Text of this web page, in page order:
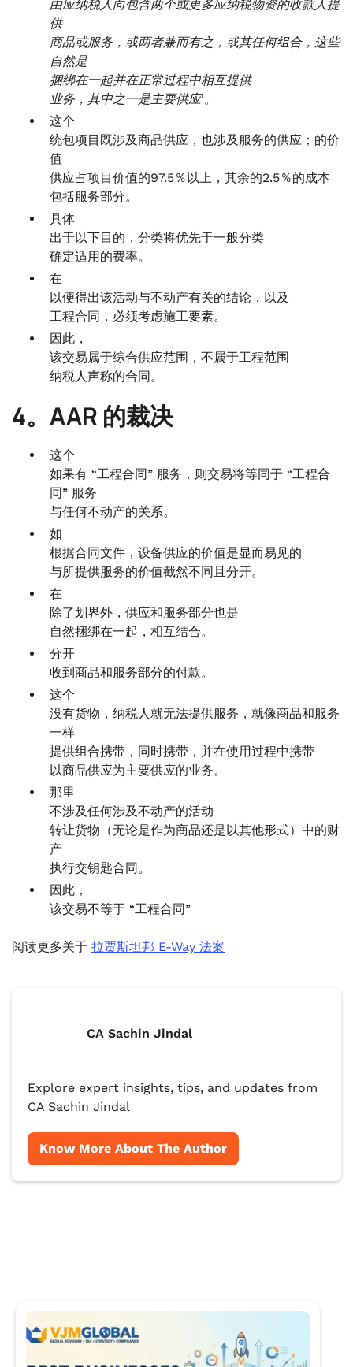
由应纳税人向包含两个或更多应纳税物资的收款人提
供
商品或服务，或两者兼而有之，或其任何组合，这些
自然是
捆绑在一起并在正常过程中相互提供
业务，其中之一是主要供应'。
这个
统包项目既涉及商品供应，也涉及服务的供应；的价
值
供应占项目价值的97.5％以上，其余的2.5％的成本
包括服务部分。
具体
出于以下目的，分类将优先于一般分类
确定适用的费率。
在
以便得出该活动与不动产有关的结论，以及
工程合同，必须考虑施工要素。
因此，
该交易属于综合供应范围，不属于工程范围
纳税人声称的合同。
4。AAR 的裁决
这个
如果有 “工程合同” 服务，则交易将等同于 “工程合
同” 服务
与任何不动产的关系。
如
根据合同文件，设备供应的价值是显而易见的
与所提供服务的价值截然不同且分开。
在
除了划界外，供应和服务部分也是
自然捆绑在一起，相互结合。
分开
收到商品和服务部分的付款。
这个
没有货物，纳税人就无法提供服务，就像商品和服务
一样
提供组合携带，同时携带，并在使用过程中携带
以商品供应为主要供应的业务。
那里
不涉及任何涉及不动产的活动
转让货物（无论是作为商品还是以其他形式）中的财
产
执行交钥匙合同。
因此，
该交易不等于 “工程合同”
阅读更多关于 拉贾斯坦邦 E-Way 法案
CA Sachin Jindal
Explore expert insights, tips, and updates from
CA Sachin Jindal
Know More About The Author